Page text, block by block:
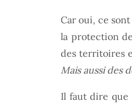
Car oui, ce
la protection
des territoires
Mais aussi des
Il faut dire que